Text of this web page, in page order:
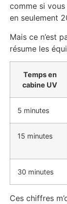
comme si
en seulement
Mais ce n’est
résume les
Temps en
cabine UV
5 minutes
15 minutes
30 minutes
Ces chiffres